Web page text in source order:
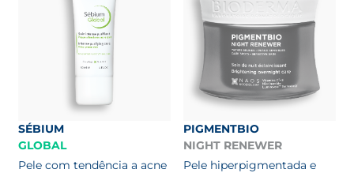
SÉBIUM
GLOBAL
Pele com tendência a acne
PIGMENTBIO
NIGHT RENEWER
Pele hiperpigmentada e